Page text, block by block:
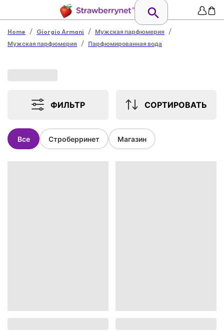
Home / Giorgio Armani / Мужская парфюмерия /
Мужская парфюмерия / Парфюмированная вода
ФИЛЬТР СОРТИРОВАТЬ
Все Строберринет Магазин